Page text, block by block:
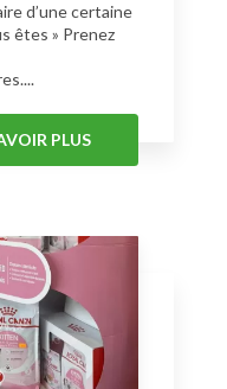
d’une certaine
êtes » Prenez
PLUS